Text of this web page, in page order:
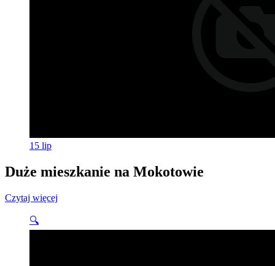
15 lip
Duże mieszkanie na Mokotowie
Czytaj więcej
🔍